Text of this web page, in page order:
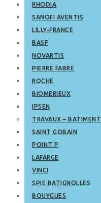
RHODIA
SANOFI AVENTIS
LILLY-FRANCE
BASF
NOVARTIS
PIERRE FABRE
ROCHE
BIOMERIEUX
IPSEN
TRAVAUX –
SAINT GOBAIN
POINT P
LAFARGE
VINCI
SPIE BATIGNOLLES
BOUYGUES